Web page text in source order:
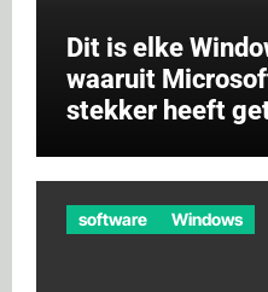
Dit is elke
waaruit
stekker heeft
software Windows